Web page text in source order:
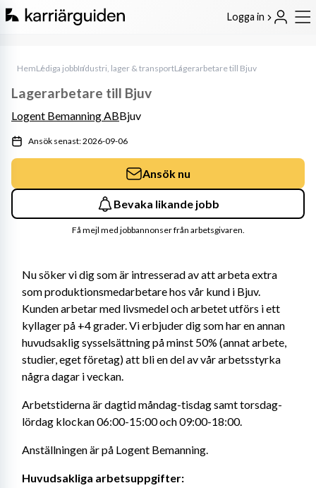
Logga in
HemLediga jobbIndustri, lager & transportLagerarbetare till Bjuv
Nu söker vi dig som är intresserad av att arbeta extra
som produktionsmedarbetare hos vår kund i Bjuv.
Kunden arbetar med livsmedel och arbetet utförs i ett
kyllager på +4 grader. Vi erbjuder dig som har en annan
huvudsaklig sysselsättning på minst 50% (annat arbete,
studier, eget företag) att bli en del av vår arbetsstyrka
några dagar i veckan.
Arbetstiderna är dagtid måndag-tisdag samt torsdag-
lördag klockan 06:00-15:00 och 09:00-18:00.
Anställningen är på Logent Bemanning.
Huvudsakliga arbetsuppgifter:
Lagerarbetare till Bjuv
Logent Bemanning ABBjuv
Ansök senast: 2026-09-06
Ansök nu
Bevaka likande jobb
Få mejl med jobbannonser från arbetsgivaren.